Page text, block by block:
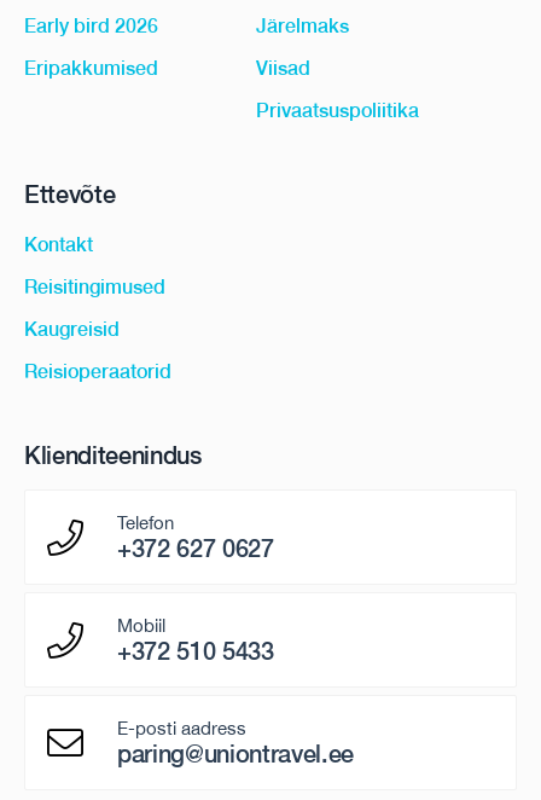
Early bird 2026
Eripakkumised
Järelmaks
Viisad
Privaatsuspoliitika
Ettevõte
Kontakt
Reisitingimused
Kaugreisid
Reisioperaatorid
Klienditeenindus
Telefon
+372 627 0627
Mobiil
+372 510 5433
E-posti aadress
paring@uniontravel.ee